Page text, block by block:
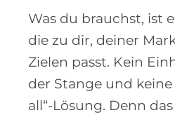
Was du brauchst, ist
die zu dir, deiner
Zielen passt. Kein
der Stange und keine
all“-Lösung. Denn